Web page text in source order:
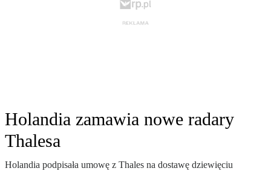
Holandia zamawia nowe radary
Thalesa
Holandia podpisała umowę z Thales na dostawę dziewięciu